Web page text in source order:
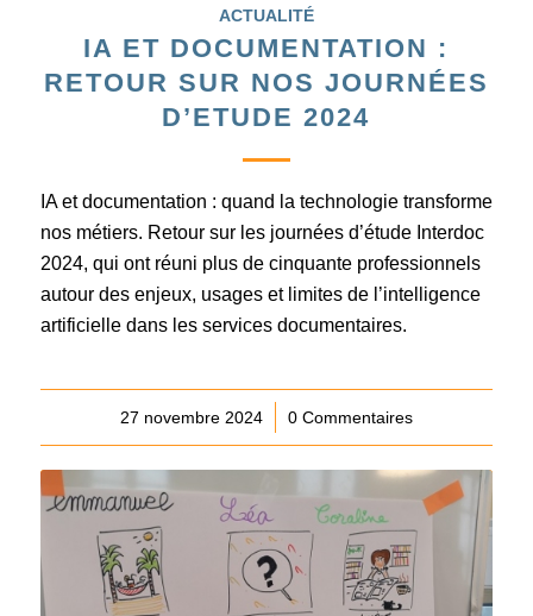
ACTUALITÉ
IA ET DOCUMENTATION :
RETOUR SUR NOS JOURNÉES
D’ETUDE 2024
IA et documentation : quand la technologie transforme
nos métiers. Retour sur les journées d’étude Interdoc
2024, qui ont réuni plus de cinquante professionnels
autour des enjeux, usages et limites de l’intelligence
artificielle dans les services documentaires.
27 novembre 2024
/ 0 Commentaires